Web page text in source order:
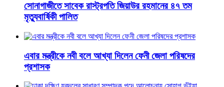
সোনাগাজীতে সাবেক রাস্ট্রপতি জিয়াউর রহমানের ৪৭ তম
মৃত্যুবার্ষিকী পালিত
এবার মন্ত্রীকে নবী বলে আখ্যা দিলেন ফেনী জেলা পরিষদের
প্রশাসক